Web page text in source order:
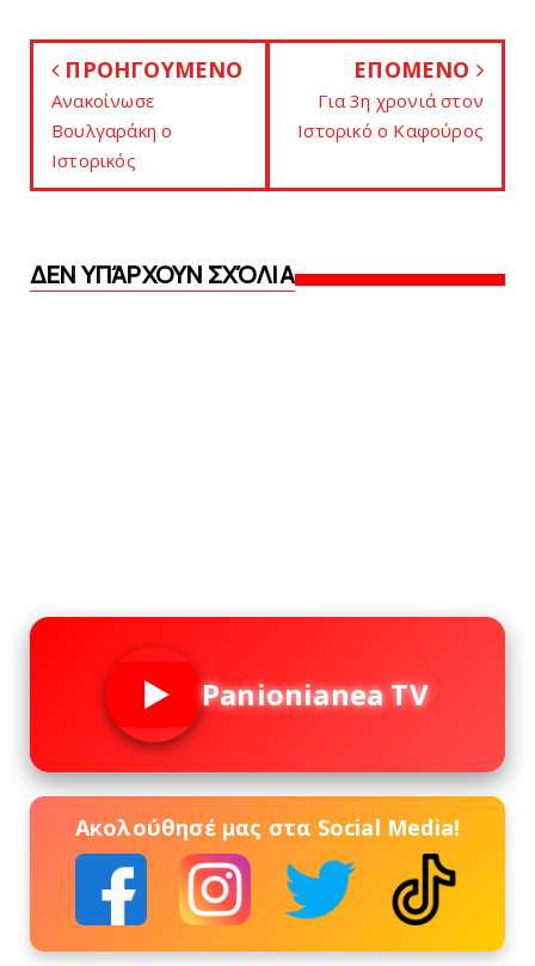
ΠΡΟΗΓΟΥΜΕΝΟ
Ανακοίνωσε
Bουλγαράκη ο
Iστορικός
ΕΠΟΜΕΝΟ
Για 3η χρονιά στον
Iστορικό ο Kαφούρος
ΔΕΝ ΥΠΆΡΧΟΥΝ ΣΧΌΛΙΑ
Panionianea TV
Ακολούθησέ μας στα Social Media!